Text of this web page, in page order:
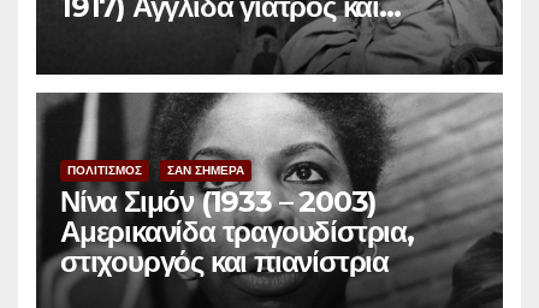
ΠΟΛΙΤΙΣΜΟΣ ΣΑΝ ΣΗΜΕΡΑ
Νίνα Σιμόν (1933 – 2003)
Αμερικανίδα τραγουδίστρια,
στιχουργός και πιανίστρια